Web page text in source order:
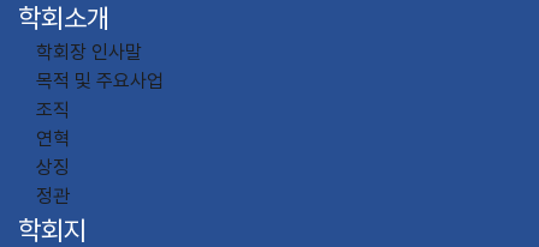
학회소개
학회장 인사말
목적 및 주요사업
조직
연혁
상징
정관
학회지